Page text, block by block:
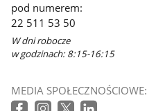
pod numerem:
22 511 53 50
W dni robocze
w godzinach: 8:15-16:15
MEDIA SPOŁECZNOŚCIOWE: